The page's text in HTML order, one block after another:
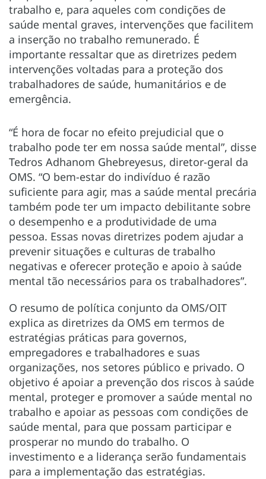
trabalho e, para aqueles com condições de
saúde mental graves, intervenções que facilitem
a inserção no trabalho remunerado. É
importante ressaltar que as diretrizes pedem
intervenções voltadas para a proteção dos
trabalhadores de saúde, humanitários e de
emergência.
“É hora de focar no efeito prejudicial que o
trabalho pode ter em nossa saúde mental”, disse
Tedros Adhanom Ghebreyesus, diretor-geral da
OMS. “O bem-estar do indivíduo é razão
suficiente para agir, mas a saúde mental precária
também pode ter um impacto debilitante sobre
o desempenho e a produtividade de uma
pessoa. Essas novas diretrizes podem ajudar a
prevenir situações e culturas de trabalho
negativas e oferecer proteção e apoio à saúde
mental tão necessários para os trabalhadores”.
O resumo de política conjunto da OMS/OIT
explica as diretrizes da OMS em termos de
estratégias práticas para governos,
empregadores e trabalhadores e suas
organizações, nos setores público e privado. O
objetivo é apoiar a prevenção dos riscos à saúde
mental, proteger e promover a saúde mental no
trabalho e apoiar as pessoas com condições de
saúde mental, para que possam participar e
prosperar no mundo do trabalho. O
investimento e a liderança serão fundamentais
para a implementação das estratégias.